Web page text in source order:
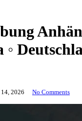
2026 No Comments